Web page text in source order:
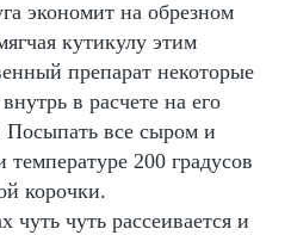
экономит на обрезном
кутикулу этим
препарат некоторые
в расчете на его
Посыпать все сыром и
температуре 200 градусов
корочки.
чуть чуть рассеивается и